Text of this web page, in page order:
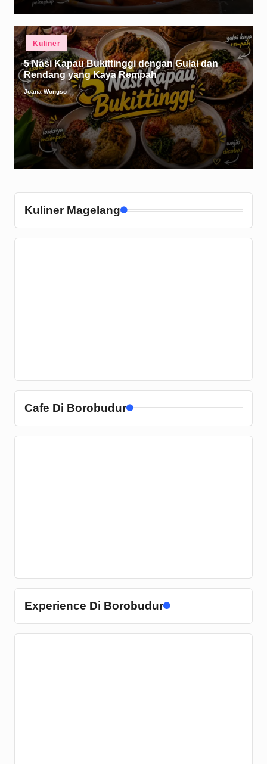
Posted
in
Kuliner
5 Nasi Kapau Bukittinggi dengan Gulai dan
Rendang yang Kaya Rempah
Posted
by
Joana Wongso
Kuliner Magelang
Cafe Di Borobudur
Experience Di Borobudur